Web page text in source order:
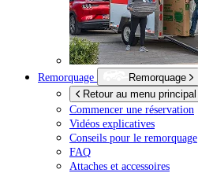
Remorquage
Remorquage
Retour au menu principal
Commencer une réservation
Vidéos explicatives
Conseils pour le remorquage
FAQ
Attaches et accessoires